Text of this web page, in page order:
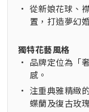
• 從新娘花球、
置，打造夢幻
獨特花藝風格
• 品牌定位為「
感。
• 注重典雅精緻
蝶蘭及復古玫